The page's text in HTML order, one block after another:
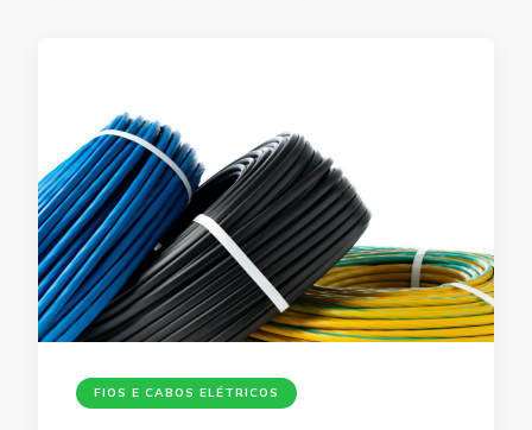
FIOS E CABOS ELÉTRICOS